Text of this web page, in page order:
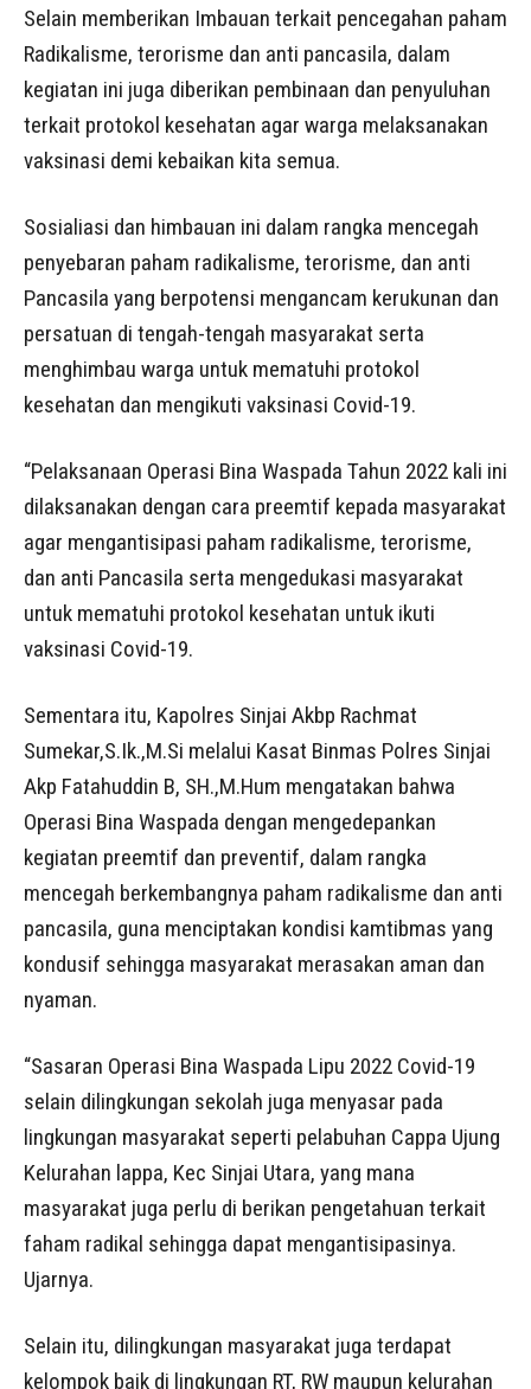
Selain memberikan Imbauan terkait pencegahan paham
Radikalisme, terorisme dan anti pancasila, dalam
kegiatan ini juga diberikan pembinaan dan penyuluhan
terkait protokol kesehatan agar warga melaksanakan
vaksinasi demi kebaikan kita semua.
Sosialiasi dan himbauan ini dalam rangka mencegah
penyebaran paham radikalisme, terorisme, dan anti
Pancasila yang berpotensi mengancam kerukunan dan
persatuan di tengah-tengah masyarakat serta
menghimbau warga untuk mematuhi protokol
kesehatan dan mengikuti vaksinasi Covid-19.
“Pelaksanaan Operasi Bina Waspada Tahun 2022 kali ini
dilaksanakan dengan cara preemtif kepada masyarakat
agar mengantisipasi paham radikalisme, terorisme,
dan anti Pancasila serta mengedukasi masyarakat
untuk mematuhi protokol kesehatan untuk ikuti
vaksinasi Covid-19.
Sementara itu, Kapolres Sinjai Akbp Rachmat
Sumekar,S.Ik.,M.Si melalui Kasat Binmas Polres Sinjai
Akp Fatahuddin B, SH.,M.Hum mengatakan bahwa
Operasi Bina Waspada dengan mengedepankan
kegiatan preemtif dan preventif, dalam rangka
mencegah berkembangnya paham radikalisme dan anti
pancasila, guna menciptakan kondisi kamtibmas yang
kondusif sehingga masyarakat merasakan aman dan
nyaman.
“Sasaran Operasi Bina Waspada Lipu 2022 Covid-19
selain dilingkungan sekolah juga menyasar pada
lingkungan masyarakat seperti pelabuhan Cappa Ujung
Kelurahan lappa, Kec Sinjai Utara, yang mana
masyarakat juga perlu di berikan pengetahuan terkait
faham radikal sehingga dapat mengantisipasinya.
Ujarnya.
Selain itu, dilingkungan masyarakat juga terdapat
kelompok baik di lingkungan RT, RW maupun kelurahan